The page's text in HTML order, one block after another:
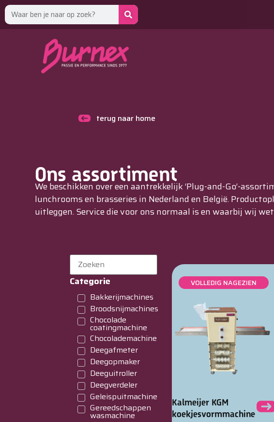
terug naar home
Ons assortiment
We beschikken over een aantrekkelijk ‘Plug-and-Go’-
lunchrooms en brasseries in Nederland en België.
uitleggen. Service die voor ons normaal is en waarbij wij
Categorie
Bakkerijmachines
Broodsnijmachines
Chocolade
coatingmachine
Chocolademachine
Deegafmeter
Deegopmaker
Deeguitroller
Deegverdeler
Geleispuitmachine
Gereedschappen
wasmachine
VOLLEDIG NAGEZIEN
Kalmeijer KGM
koekjesvormmachine